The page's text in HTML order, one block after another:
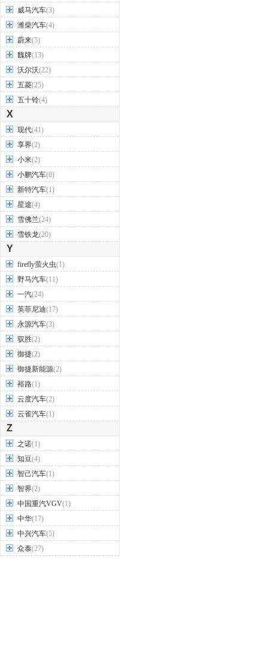
威马汽车(3)
潍柴汽车(4)
蔚来(5)
魏牌(13)
沃尔沃(22)
五菱(25)
五十铃(4)
X
现代(41)
享界(2)
小米(2)
小鹏汽车(8)
新特汽车(1)
星途(4)
雪佛兰(24)
雪铁龙(20)
Y
firefly萤火虫(1)
野马汽车(11)
一汽(24)
英菲尼迪(17)
永源汽车(3)
驭胜(2)
御捷(2)
御捷新能源(2)
裕路(1)
云度汽车(2)
云雀汽车(1)
Z
之诺(1)
知豆(4)
智己汽车(1)
智界(2)
中国重汽VGV(1)
中华(17)
中兴汽车(5)
众泰(27)